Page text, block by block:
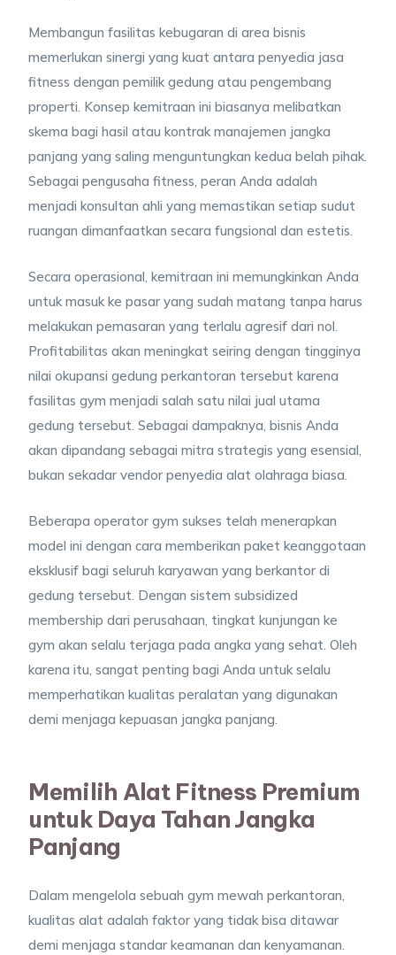
Membangun fasilitas kebugaran di area bisnis
memerlukan sinergi yang kuat antara penyedia jasa
fitness dengan pemilik gedung atau pengembang
properti. Konsep kemitraan ini biasanya melibatkan
skema bagi hasil atau kontrak manajemen jangka
panjang yang saling menguntungkan kedua belah pihak.
Sebagai pengusaha fitness, peran Anda adalah
menjadi konsultan ahli yang memastikan setiap sudut
ruangan dimanfaatkan secara fungsional dan estetis.
Secara operasional, kemitraan ini memungkinkan Anda
untuk masuk ke pasar yang sudah matang tanpa harus
melakukan pemasaran yang terlalu agresif dari nol.
Profitabilitas akan meningkat seiring dengan tingginya
nilai okupansi gedung perkantoran tersebut karena
fasilitas gym menjadi salah satu nilai jual utama
gedung tersebut. Sebagai dampaknya, bisnis Anda
akan dipandang sebagai mitra strategis yang esensial,
bukan sekadar vendor penyedia alat olahraga biasa.
Beberapa operator gym sukses telah menerapkan
model ini dengan cara memberikan paket keanggotaan
eksklusif bagi seluruh karyawan yang berkantor di
gedung tersebut. Dengan sistem subsidized
membership dari perusahaan, tingkat kunjungan ke
gym akan selalu terjaga pada angka yang sehat. Oleh
karena itu, sangat penting bagi Anda untuk selalu
memperhatikan kualitas peralatan yang digunakan
demi menjaga kepuasan jangka panjang.
Memilih Alat Fitness Premium
untuk Daya Tahan Jangka
Panjang
Dalam mengelola sebuah gym mewah perkantoran,
kualitas alat adalah faktor yang tidak bisa ditawar
demi menjaga standar keamanan dan kenyamanan.